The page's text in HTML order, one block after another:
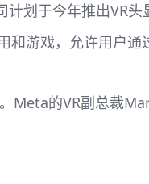
划于今年推出VR
游戏，允许用户通
Meta的VR副总裁